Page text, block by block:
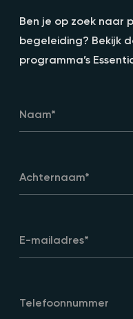
Ben je op zoek naar
begeleiding? Bekijk
programma’s
Naam*
Achternaam*
E-mailadres*
Telefoonnummer